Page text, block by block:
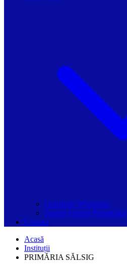
Grupurile Whatsapp
Spațiul Ghidul Primăriilor
Contact
Acasă
Instituții
PRIMĂRIA SĂLSIG